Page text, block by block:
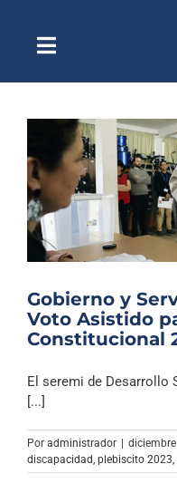
contenidoToggle
Navigation
Escuchar
Gobierno y
Voto Asistido
Constitucional
El seremi de Desarrollo
[...]
Por administrador |
discapacidad plebiscito 2023